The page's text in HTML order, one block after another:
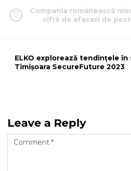
Compania românească
cifră de afaceri de
ELKO explorează tendințele
Timișoara SecureFuture 2023
Leave a Reply